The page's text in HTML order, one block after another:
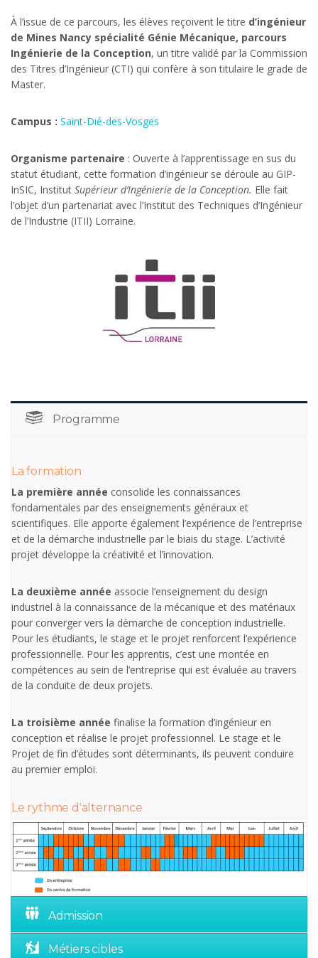
À l’issue de ce parcours, les élèves reçoivent le titre d’ingénieur
de Mines Nancy spécialité Génie Mécanique, parcours
Ingénierie de la Conception, un titre validé par la Commission
des Titres d’Ingénieur (CTI) qui confère à son titulaire le grade de
Master.
Campus : Saint-Dié-des-Vosges
Organisme partenaire : Ouverte à l’apprentissage en sus du
statut étudiant, cette formation d’ingénieur se déroule au GIP-
InSIC, Institut Supérieur d’Ingénierie de la Conception. Elle fait
l’objet d’un partenariat avec l’Institut des Techniques d’Ingénieur
de l’Industrie (ITII) Lorraine.
Programme
La formation
La première année consolide les connaissances
fondamentales par des enseignements généraux et
scientifiques. Elle apporte également l’expérience de l’entreprise
et de la démarche industrielle par le biais du stage. L’activité
projet développe la créativité et l’innovation.
La deuxième année associe l’enseignement du design
industriel à la connaissance de la mécanique et des matériaux
pour converger vers la démarche de conception industrielle.
Pour les étudiants, le stage et le projet renforcent l’expérience
professionnelle. Pour les apprentis, c’est une montée en
compétences au sein de l’entreprise qui est évaluée au travers
de la conduite de deux projets.
La troisième année finalise la formation d’ingénieur en
conception et réalise le projet professionnel. Le stage et le
Projet de fin d’études sont déterminants, ils peuvent conduire
au premier emploi.
Le rythme d'alternance
Admission
Métiers cibles